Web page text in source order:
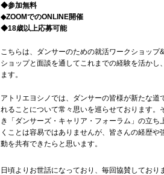
◆参加無料
◆ZOOMでのONLINE開催
◆18歳以上応募可能
こちらは、ダンサーのための就活ワークショッ
ショップと面談を通してこれまでの経験を活か
ます。
アトリエヨシノでは、ダンサーの皆様が新たな
れることについて常々思いを巡らせております
き「ダンサーズ・キャリア・フォーラム」の立
くことは容易ではありませんが、皆さんの経歴
動を共有できたらと思います。
日頃よりお世話になっており、毎回協賛しており